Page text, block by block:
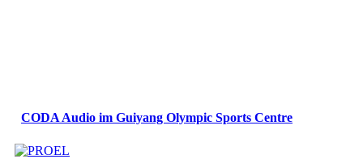
CODA Audio im Guiyang Olympic Sports Centre